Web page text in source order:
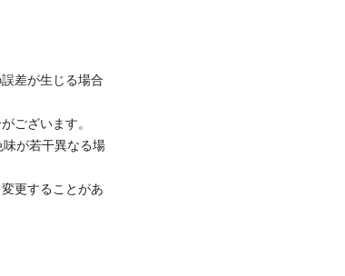
差が生じる場合
ございます。
が若干異なる場
更することがあ